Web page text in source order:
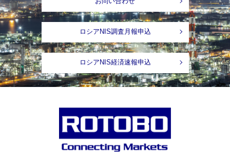
ロシアNIS調査月報申込
ロシアNIS経済速報申込